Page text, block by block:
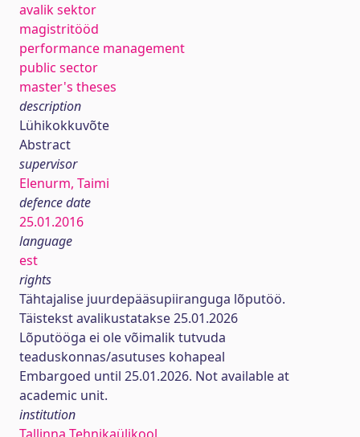
avalik sektor
magistritööd
performance management
public sector
master's theses
description
Lühikokkuvõte
Abstract
supervisor
Elenurm, Taimi
defence date
25.01.2016
language
est
rights
Tähtajalise juurdepääsupiiranguga lõputöö.
Täistekst avalikustatakse 25.01.2026
Lõputööga ei ole võimalik tutvuda
teaduskonnas/asutuses kohapeal
Embargoed until 25.01.2026. Not available at
academic unit.
institution